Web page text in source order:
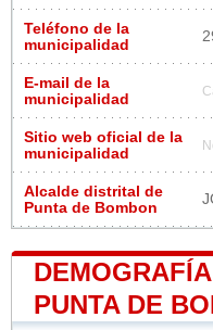
Teléfono de la
municipalidad
E-mail de la
municipalidad
Sitio web oficial de la
municipalidad
Alcalde distrital de
Punta de Bombon
PUNTA DE